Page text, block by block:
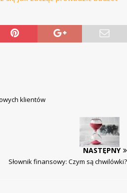
klientów
NASTĘPNY
Słownik finansowy: Czym są chwilówki?